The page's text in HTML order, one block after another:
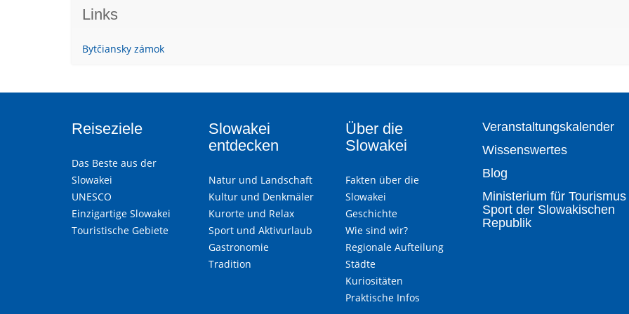
Links
Bytčiansky zámok
Reiseziele
Das Beste aus der
Slowakei
UNESCO
Einzigartige Slowakei
Touristische Gebiete
Slowakei
entdecken
Natur und Landschaft
Kultur und Denkmäler
Kurorte und Relax
Sport und Aktivurlaub
Gastronomie
Tradition
Über die
Slowakei
Fakten über die
Slowakei
Geschichte
Wie sind wir?
Regionale Aufteilung
Städte
Kuriositäten
Praktische Infos
Veranstaltungskalender
Wissenswertes
Blog
Ministerium für
Sport der Slowakischen
Republik